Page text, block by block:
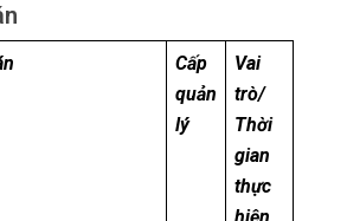
Cấp
quản
lý
Vai
trò/
Thời
gian
thực
hiện